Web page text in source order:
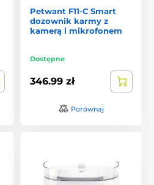
Petwant F11-C Smart
dozownik karmy z
kamerą i mikrofonem
Dostępne
346.99 zł
Porównaj